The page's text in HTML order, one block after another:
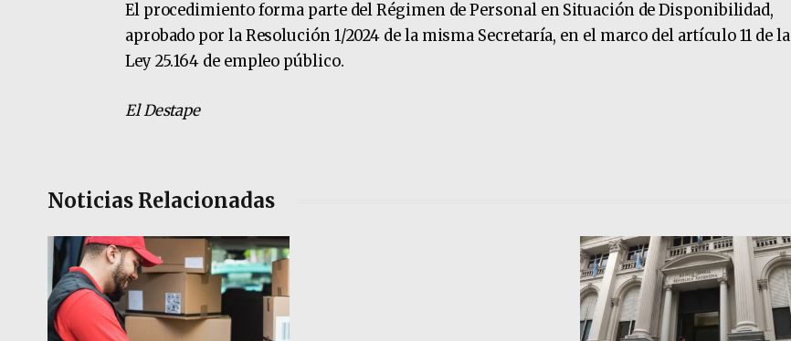
El procedimiento forma parte del Régimen de Personal en Situación de Disponibilidad,
aprobado por la Resolución 1/2024 de la misma Secretaría, en el marco del artículo 11 de la
Ley 25.164 de empleo público.
El Destape
Noticias Relacionadas